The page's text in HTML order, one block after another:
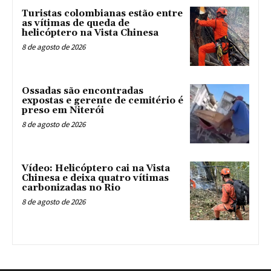
Turistas colombianas estão entre
as vítimas de queda de
helicóptero na Vista Chinesa
8 de agosto de 2026
Ossadas são encontradas
expostas e gerente de cemitério é
preso em Niterói
8 de agosto de 2026
Vídeo: Helicóptero cai na Vista
Chinesa e deixa quatro vítimas
carbonizadas no Rio
8 de agosto de 2026